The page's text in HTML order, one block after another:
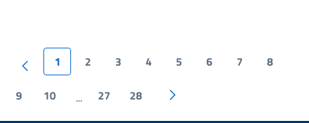
1 2 3 4 5 6 7 8
9 10 ... 27 28